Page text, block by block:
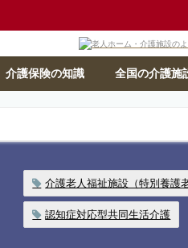
介護保険の知識 全国の介護施
介護老人福祉施設（特別養護
認知症対応型共同生活介護